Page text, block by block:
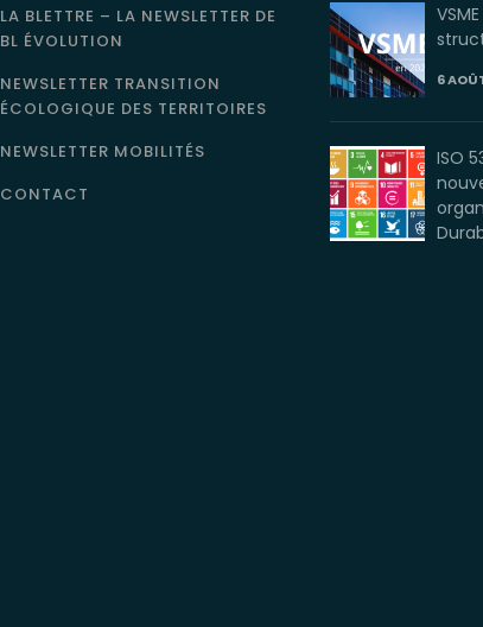
LA BLETTRE – LA NEWSLETTER DE
BL ÉVOLUTION
NEWSLETTER TRANSITION
ÉCOLOGIQUE DES TERRITOIRES
NEWSLETTER MOBILITÉS
CONTACT
6
ISO